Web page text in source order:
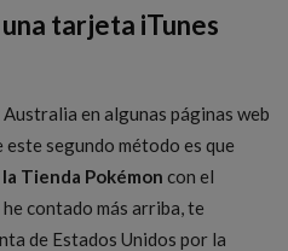
tarjeta iTunes
en algunas páginas web
este segundo método es que
Tienda Pokémon con el
contado más arriba, te
de Estados Unidos por la